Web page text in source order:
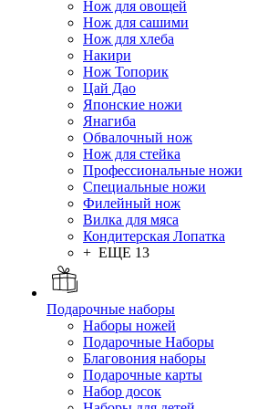
Нож для овощей
Нож для сашими
Нож для хлеба
Накири
Нож Топорик
Цай Дао
Японские ножи
Янагиба
Обвалочный нож
Нож для стейка
Профессиональные ножи
Специальные ножи
Филейный нож
Вилка для мяса
Кондитерская Лопатка
+ ЕЩЕ 13
Подарочные наборы
Наборы ножей
Подарочные Наборы
Благовония наборы
Подарочные карты
Набор досок